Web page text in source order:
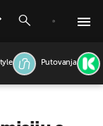
Putovanja